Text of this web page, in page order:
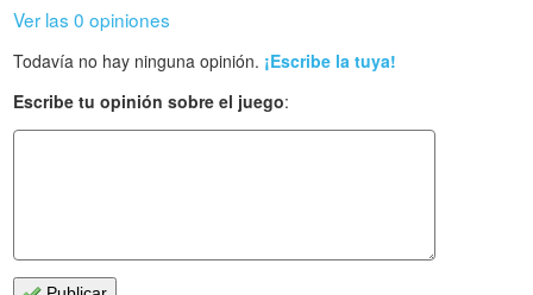
Ver las 0 opiniones
Todavía no hay ninguna opinión. ¡Escribe la tuya!
Escribe tu opinión sobre el juego: